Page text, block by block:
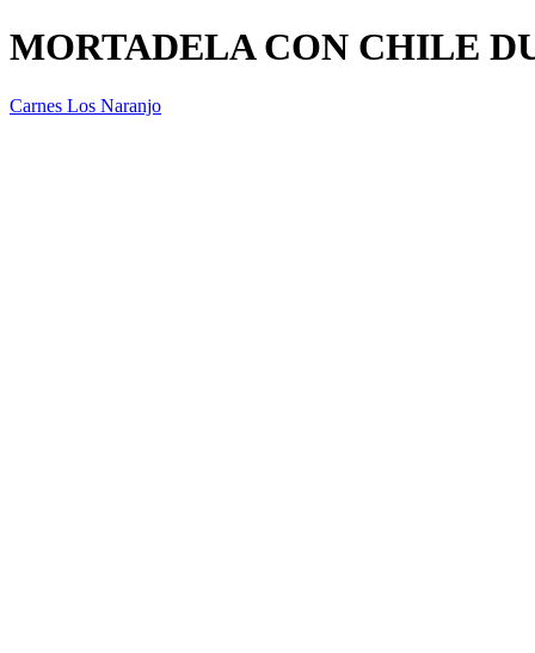
MORTADELA CON CHILE
Carnes Los Naranjo